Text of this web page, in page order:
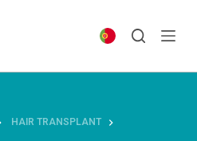
HAIR TRANSPLANT